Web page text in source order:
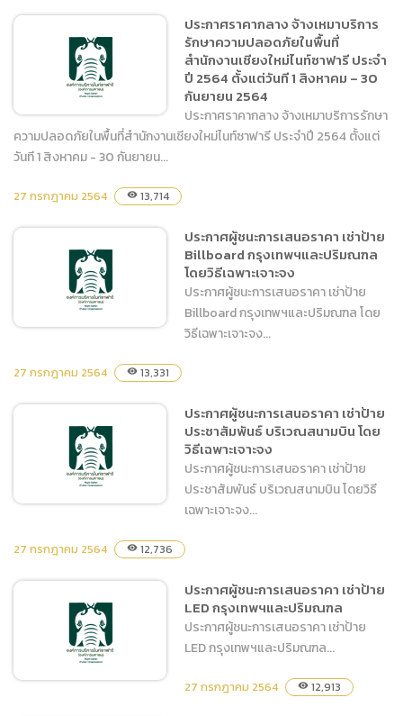
2564 จ้างเหมาบริการรักษา
สำนักงานเชียงใหม่ไนท์ซาฟารี
ประจำปี 2564 ตั้งแต่วันที 1
สิงหาคม – 30 กันยายน
2564
บริการรักษาความปลอดภัยใน
วันที 1 สิงหาคม – 30
กันยายน 2564
ประกาศราคากลาง จ้างเหมาบริการ
รักษาความปลอดภัยในพื้นที่
สำนักงานเชียงใหม่ไนท์ซาฟารี ประจำ
ปี 2564 ตั้งแต่วันที 1 สิงหาคม – 30
กันยายน 2564
ประกาศราคากลาง จ้างเหมาบริการรักษา
ความปลอดภัยในพื้นที่สำนักงานเชียงใหม่ไนท์ซาฟารี ประจำปี 2564 ตั้งแต่
วันที 1 สิงหาคม - 30 กันยายน...
27 กรกฎาคม 2564 visibility 13,714
เช่าป้าย Billboard กรุงเทพฯ
และปริมณฑล โดยวิธีเฉพาะ
ประกาศผู้ชนะการเสนอราคา เช่าป้าย
Billboard กรุงเทพฯและปริมณฑล
โดยวิธีเฉพาะเจาะจง
ประกาศผู้ชนะการเสนอราคา เช่าป้าย
Billboard กรุงเทพฯและปริมณฑล โดย
วิธีเฉพาะเจาะจง...
27 กรกฎาคม 2564 visibility 13,331
เช่าป้ายประชาสัมพันธ์ บริเวณ
สนามบิน โดยวิธีเฉพาะเจาะจง
ประกาศผู้ชนะการเสนอราคา เช่าป้าย
ประชาสัมพันธ์ บริเวณสนามบิน โดย
วิธีเฉพาะเจาะจง
ประกาศผู้ชนะการเสนอราคา เช่าป้าย
ประชาสัมพันธ์ บริเวณสนามบิน โดยวิธี
เฉพาะเจาะจง...
27 กรกฎาคม 2564 visibility 12,736
ประกาศผู้ชนะการเสนอราคา เช่าป้าย
LED กรุงเทพฯและปริมณฑล
ประกาศผู้ชนะการเสนอราคา เช่าป้าย
LED กรุงเทพฯและปริมณฑล...
27 กรกฎาคม 2564 visibility 12,913